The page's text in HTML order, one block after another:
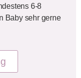
6-8
Baby sehr gerne